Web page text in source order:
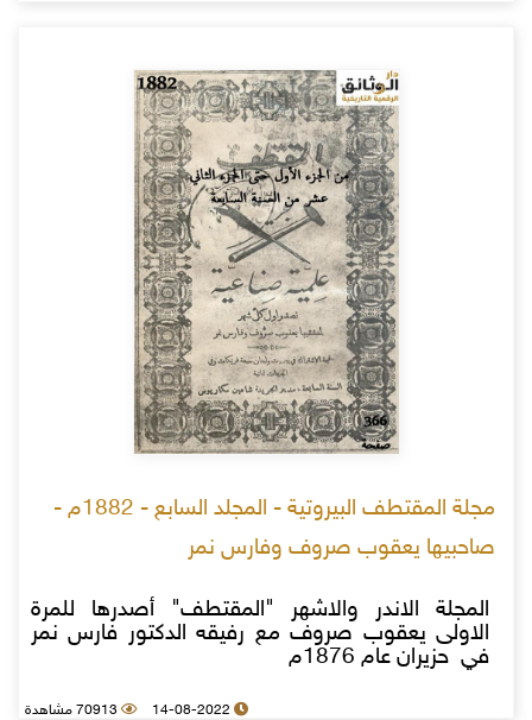
مجلة المقتطف البيروتية - المجلد السابع - 1882م -
صاحبيها يعقوب صروف وفارس نمر
المجلة الاندر والاشهر "المقتطف" أصدرها للمرة
الاولى يعقوب صروف مع رفيقه الدكتور فارس نمر
في حزيران عام 1876م
14-08-2022 70913 مشاهدة